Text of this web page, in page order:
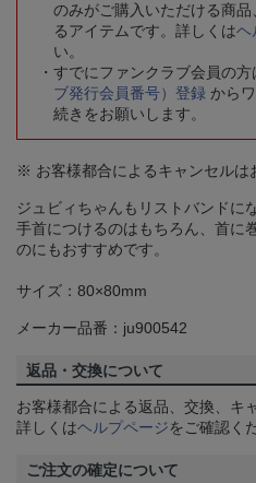
のみがご購入いただける商
るアイテムです。詳しくはヘ
い。
すでにファンクラブ会員の方
ブ発行会員番号）登録 から
続きをお願いします。
※ お客様都合によるキャンセルは
ジュビィちゃんもリストバンドに
手首につけるのはもちろん、首に
のにもおすすめです。
サイズ：80×80mm
メーカー品番：ju900542
返品・交換について
お客様都合による返品、交換、キ
詳しくはヘルプページをご確認く
ご注文の確定について